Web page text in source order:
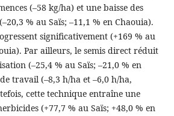
(–58 kg/ha) et une baisse des
% au Saïs; –11,1 % en Chaouia).
significativement (+169 % au
Par ailleurs, le semis direct réduit
(–25,4 % au Saïs; –21,0 % en
travail (–8,3 h/ha et –6,0 h/ha,
cette technique entraîne une
(+77,7 % au Saïs; +48,0 % en